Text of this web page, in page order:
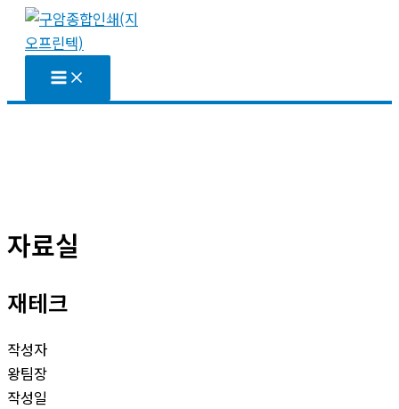
자료실
재테크
작성자
왕팀장
작성일